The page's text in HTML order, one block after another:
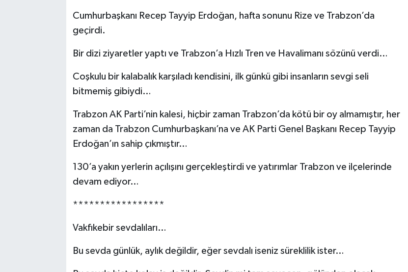
Cumhurbaşkanı Recep Tayyip Erdoğan, hafta sonunu Rize ve Trabzon’da
geçirdi.
Bir dizi ziyaretler yaptı ve Trabzon’a Hızlı Tren ve Havalimanı sözünü verdi…
Coşkulu bir kalabalık karşıladı kendisini, ilk günkü gibi insanların sevgi seli
bitmemiş gibiydi…
Trabzon AK Parti’nin kalesi, hiçbir zaman Trabzon’da kötü bir oy almamıştır, her
zaman da Trabzon Cumhurbaşkanı’na ve AK Parti Genel Başkanı Recep Tayyip
Erdoğan’ın sahip çıkmıştır…
130’a yakın yerlerin açılışını gerçekleştirdi ve yatırımlar Trabzon ve ilçelerinde
devam ediyor…
*****************
Vakfıkebir sevdalıları…
Bu sevda günlük, aylık değildir, eğer sevdalı iseniz süreklilik ister…